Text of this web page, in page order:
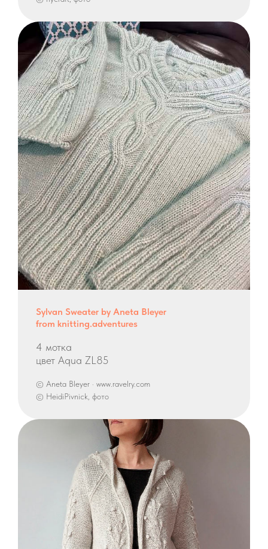
Sylvan Sweater by Aneta Bleyer
from knitting.adventures
4 мотка
цвет Aqua ZL85
© Aneta Bleyer · www.ravelry.com
© HeidiPivnick, фото